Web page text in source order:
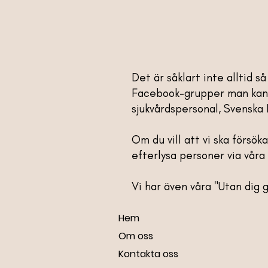
Det är såklart inte alltid
Facebook-grupper man
sjukvårdspersonal,
Om du vill att vi ska
efterlysa personer via
Vi har även våra "Utan dig
Hem
Om oss
Kontakta oss